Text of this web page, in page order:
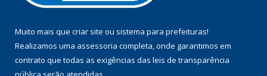
Muito mais que criar site ou sistema para prefeituras!
Realizamos uma assessoria completa, onde garantimos em
contrato que todas as exigências das leis de transparência